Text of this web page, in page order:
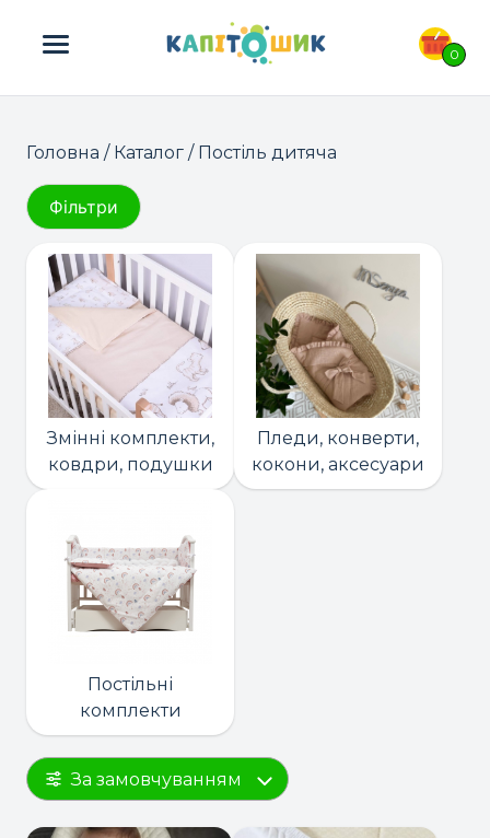
0
ПОШУК ТОВАРІВ:
Головна / Каталог / Постіль дитяча
Фільтри
Змінні комплекти,
ковдри, подушки
Пледи, конверти,
кокони, аксесуари
Постільні
комплекти
За замовчуванням